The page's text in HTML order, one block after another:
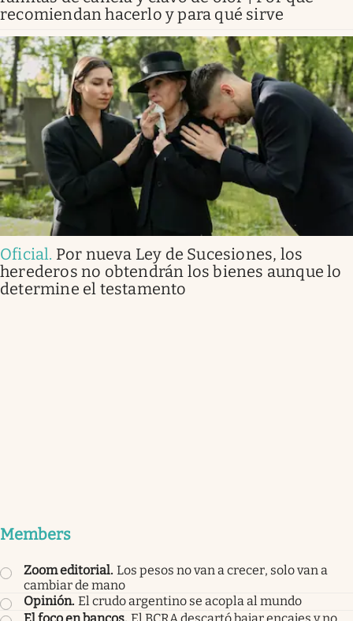
recomiendan hacerlo y para qué sirve
Oficial. Por nueva Ley de Sucesiones, los
herederos no obtendrán los bienes aunque lo
determine el testamento
Members
Zoom editorial. Los pesos no van a crecer, solo van a
cambiar de mano
Opinión. El crudo argentino se acopla al mundo
El foco en bancos. El BCRA descartó bajar encajes y no